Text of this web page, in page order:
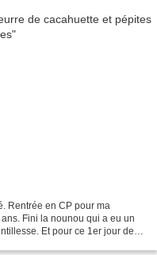
Rentrée en CP pour ma
Fini la nounou qui a eu un
Et pour ce 1er jour de